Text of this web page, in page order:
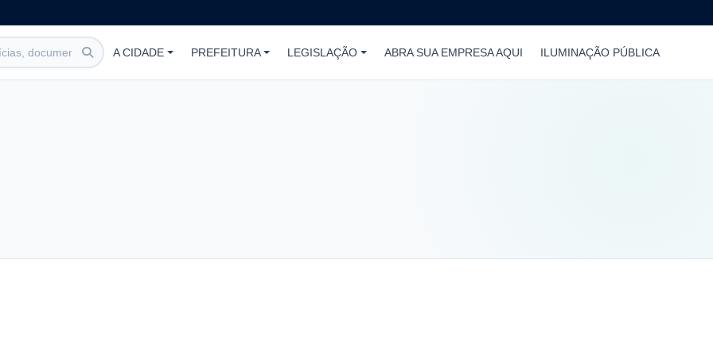
A CIDADE PREFEITURA LEGISLAÇÃO ABRA SUA EMPRESA AQUI ILUMINAÇÃO PÚBLICA